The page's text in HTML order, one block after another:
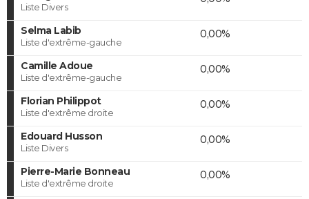
Liste Divers
Selma Labib
Liste d'extrême-gauche
0,00%
Camille Adoue
Liste d'extrême-gauche
0,00%
Florian Philippot
Liste d'extrême droite
0,00%
Edouard Husson
Liste Divers
0,00%
Pierre-Marie Bonneau
Liste d'extrême droite
0,00%